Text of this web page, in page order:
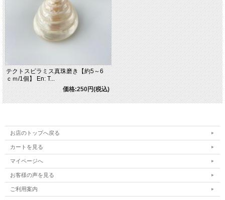
テクトスピラミス真珠磨き【約5～6
ｃｍ/1個】 En: T...
価格:250円(税込)
お店のトップへ戻る
カートを見る
マイページへ
お客様の声を見る
ご利用案内